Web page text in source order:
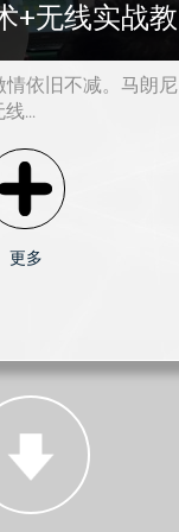
+无线实战教
依旧不减。马朗尼
...
更多